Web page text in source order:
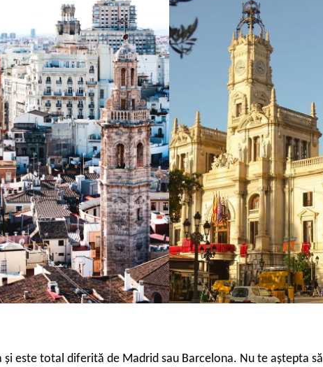
și este total diferită de Madrid sau Barcelona. Nu te aștepta să